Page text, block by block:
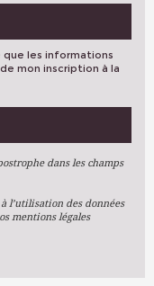
les informations
mon inscription à la
dans les champs
l’utilisation des données
mentions légales